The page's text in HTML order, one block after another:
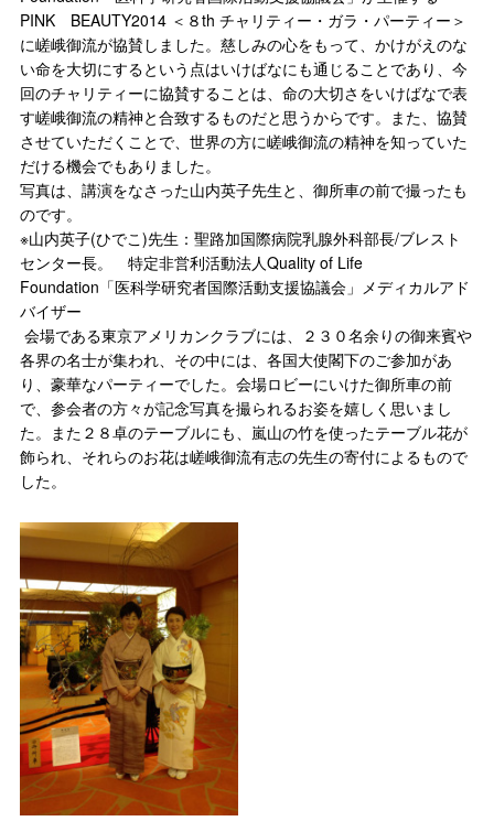
PINK BEAUTY2014 ＜８th チャリティー・ガラ・パーティー＞
に嵯峨御流が協賛しました。慈しみの心をもって、かけがえのな
い命を大切にするという点はいけばなにも通じることであり、今
回のチャリティーに協賛することは、命の大切さをいけばなで表
す嵯峨御流の精神と合致するものだと思うからです。また、協賛
させていただくことで、世界の方に嵯峨御流の精神を知っていた
だける機会でもありました。
写真は、講演をなさった山内英子先生と、御所車の前で撮ったも
のです。
※山内英子(ひでこ)先生：聖路加国際病院乳腺外科部長/ブレスト
センター長。 特定非営利活動法人Quality of Life
Foundation「医科学研究者国際活動支援協議会」メディカルアド
バイザー
会場である東京アメリカンクラブには、２３０名余りの御来賓や
各界の名士が集われ、その中には、各国大使閣下のご参加があ
り、豪華なパーティーでした。会場ロビーにいけた御所車の前
で、参会者の方々が記念写真を撮られるお姿を嬉しく思いまし
た。また２８卓のテーブルにも、嵐山の竹を使ったテーブル花が
飾られ、それらのお花は嵯峨御流有志の先生の寄付によるもので
した。